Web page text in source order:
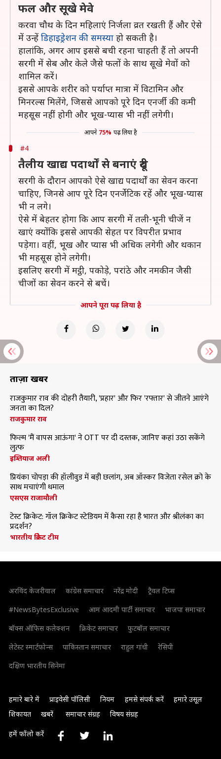
फल और सूखे मेवे
करवा चौथ के दिन महिलाएं निर्जला व्रत रखती हैं और ऐसे
में उन्हें डिहाइड्रेशन की समस्या हो सकती है।
हालांकि, अगर आप इससे बची रहना चाहती हैं तो अपनी
सरगी में सेब और केले जैसे फलों के साथ सूखे मेवों को
शामिल करें।
इससे आपके शरीर को पर्याप्त मात्रा में विटामिन और
मिनरल्स मिलेंगे, जिससे आपको पूरे दिन एनर्जी की कमी
महसूस नहीं होगी और भूख-प्यास भी नहीं लगेगी।
आपने 75% पढ़ लिया है
#4
तैलीय खाद्य पदार्थों से बनाएं दूरी
सरगी के दौरान आपको ऐसे खाद्य पदार्थों का सेवन करना
चाहिए, जिनसे आप पूरे दिन एनर्जेटिक रहें और भूख-प्यास
भी न लगे।
ऐसे में बेहतर होगा कि आप सरगी में तली-भूनी चीजें न
खाएं क्योंकि इससे आपकी सेहत पर विपरीत प्रभाव
पड़ेगा। वहीं, भूख और प्यास भी अधिक लगेगी और थकान
भी महसूस होने लगेगी।
इसलिए सरगी में मट्ठी, पकोड़े, परांठे और नमकीन जैसी
चीजों का सेवन करने से बचें।
आपने पूरा पढ़ लिया है
ताज़ा खबरें
राजकुमार राव की दोहरी तैयारी, 'प्रहार' और फिर 'रफ्तार' से जीतने आएंगे
जनता का दिल?
राजकुमार राव
फिल्म 'मैं वापस आऊंगा' ने OTT पर दी दस्तक, जानिए कहां उठा सकेंगे
लुत्फ
इम्तियाज अली
प्रियंका चोपड़ा की हॉलीवुड में बड़ी छलांग, अब ऑस्कर विजेता रसेल क्रो के
साथ मचाएंगी धमाल
एसएस राजामौली
टेस्ट क्रिकेट: गॉल क्रिकेट स्टेडियम में कैसा रहा है भारत और श्रीलंका का
प्रदर्शन?
भारतीय क्रिकेट टीम
अरविंद केजरीवाल कांग्रेस समाचार नरेंद्र मोदी
ट्रैवल टिप्स
#NewsBytesExclusive
आम आदमी पार्टी समाचार
भाजपा समाचार
बॉक्स ऑफिस कलेक्शन
क्रिकेट समाचार
फुटबॉल समाचार
लेटेस्ट स्मार्टफोन्स
पाकिस्तान समाचार राहुल गांधी
रेसिपी
दक्षिण भारतीय सिनेमा
हमारे बारे में प्राइवेसी पॉलिसी नियम हमसे संपर्क करें
हमारे उसूल
शिकायत
खबरें समाचार संग्रह विषय संग्रह
हमें फॉलो करें